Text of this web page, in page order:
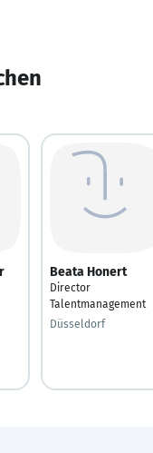
Beata Honert
Director
Talentmanagement
Düsseldorf